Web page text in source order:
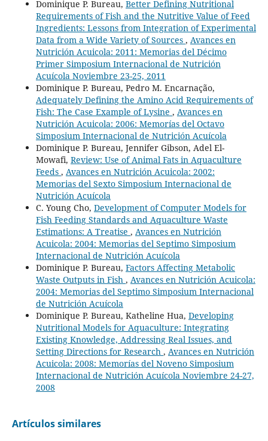
Dominique P. Bureau, Better Defining Nutritional
Requirements of Fish and the Nutritive Value of Feed
Ingredients: Lessons from Integration of Experimental
Data from a Wide Variety of Sources , Avances en
Nutrición Acuicola: 2011: Memorias del Décimo
Primer Simposium Internacional de Nutrición
Acuícola Noviembre 23-25, 2011
Dominique P. Bureau, Pedro M. Encarnação,
Adequately Defining the Amino Acid Requirements of
Fish: The Case Example of Lysine , Avances en
Nutrición Acuicola: 2006: Memorías del Octavo
Simposium Internacional de Nutrición Acuícola
Dominique P. Bureau, Jennifer Gibson, Adel El-
Mowafi, Review: Use of Animal Fats in Aquaculture
Feeds , Avances en Nutrición Acuicola: 2002:
Memorias del Sexto Simposium Internacional de
Nutrición Acuícola
C. Young Cho, Development of Computer Models for
Fish Feeding Standards and Aquaculture Waste
Estimations: A Treatise , Avances en Nutrición
Acuicola: 2004: Memorias del Septimo Simposium
Internacional de Nutrición Acuícola
Dominique P. Bureau, Factors Affecting Metabolic
Waste Outputs in Fish , Avances en Nutrición Acuicola:
2004: Memorias del Septimo Simposium Internacional
de Nutrición Acuícola
Dominique P. Bureau, Katheline Hua, Developing
Nutritional Models for Aquaculture: Integrating
Existing Knowledge, Addressing Real Issues, and
Setting Directions for Research , Avances en Nutrición
Acuicola: 2008: Memorías del Noveno Simposium
Internacional de Nutrición Acuícola Noviembre 24-27,
2008
Artículos similares